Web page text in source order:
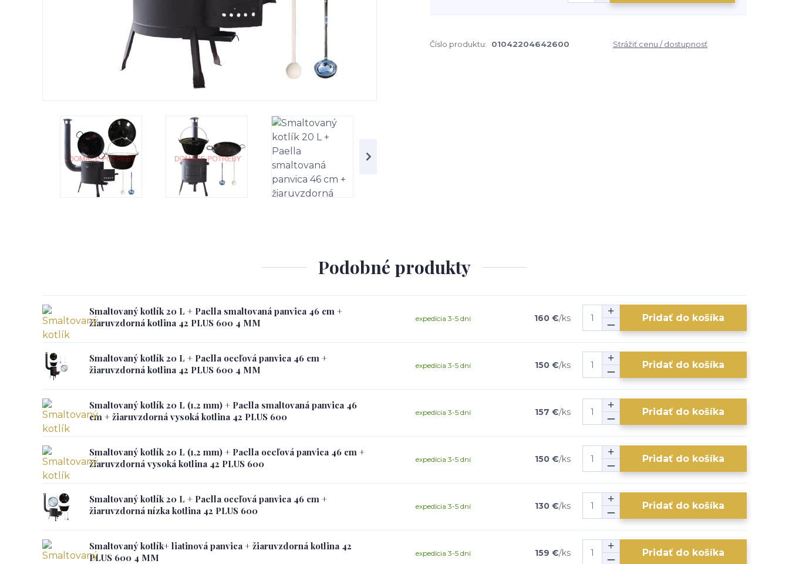
Číslo produktu: 01042204642600 Strážiť cenu / dostupnosť
Podobné produkty
Smaltovaný kotlík 20 L + Paella smaltovaná panvica 46 cm +
žiaruvzdorná kotlina 42 PLUS 600 4 MM
160 €/ks
expedícia 3-5 dní Pridať do košíka
Smaltovaný kotlík 20 L + Paella oceľová panvica 46 cm +
žiaruvzdorná kotlina 42 PLUS 600 4 MM
150 €/ks
expedícia 3-5 dní Pridať do košíka
Smaltovaný kotlík 20 L (1,2 mm) + Paella smaltovaná panvica 46
cm + žiaruvzdorná vysoká kotlina 42 PLUS 600
157 €/ks
expedícia 3-5 dní Pridať do košíka
Smaltovaný kotlík 20 L (1,2 mm) + Paella oceľová panvica 46 cm +
žiaruvzdorná vysoká kotlina 42 PLUS 600
150 €/ks
expedícia 3-5 dní Pridať do košíka
Smaltovaný kotlík 20 L + Paella oceľová panvica 46 cm +
žiaruvzdorná nízka kotlina 42 PLUS 600
130 €/ks
expedícia 3-5 dní Pridať do košíka
Smaltovaný kotlík+ liatinová panvica + žiaruvzdorná kotlina 42
PLUS 600 4 MM
159 €/ks
expedícia 3-5 dní Pridať do košíka